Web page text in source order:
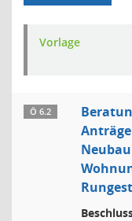
Vorlage
Ö 6.2